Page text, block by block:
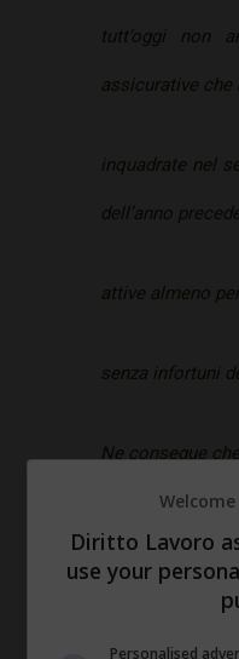
tutt’oggi non
assicurative che
inquadrate nel
dell’anno
attive almeno
senza infortuni
Ne consegue
per i clienti di
sconto non è
condizione
Diritto Lavoro
use your
Personalised